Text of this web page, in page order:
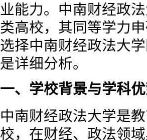
业能力。中南财经政
类高校，其同等学力
选择中南财经政法大
是详细分析。
一、学校背景与学科
中南财经政法大学是
校，在财经、政法领